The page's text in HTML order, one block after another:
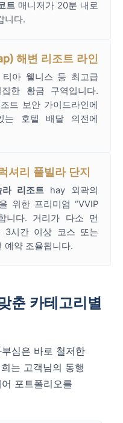
트 매니저가 20분 내로
니다.
해변 리조트 라인
아 웰니스 등 최고급
한 황금 구역입니다.
트 보안 가이드라인에
는 호텔 배달 의전에
셔리 풀빌라 단지
리조트 hay 외곽의
위한 프리미엄 “VVIP
니다. 거리가 다소 먼
3시간 이상 코스 또는
예약 조율됩니다.
춘 카테고리별
심은 바로 철저한
는 고객님의 동행
포트폴리오를